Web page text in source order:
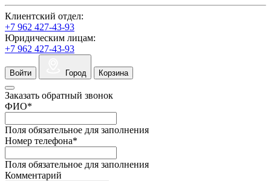
Клиентский отдел:
+7 962 427-43-93
Юридическим лицам:
+7 962 427-43-93
Войти Город Корзина
Заказать обратный звонок
ФИО*
Поля обязательное для заполнения
Номер телефона*
Поля обязательное для заполнения
Комментарий